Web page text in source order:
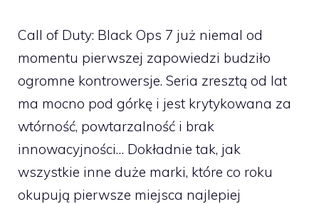
Call of Duty: Black Ops 7 już niemal od
momentu pierwszej zapowiedzi budziło
ogromne kontrowersje. Seria zresztą od lat
ma mocno pod górkę i jest krytykowana za
wtórność, powtarzalność i brak
innowacyjności… Dokładnie tak, jak
wszystkie inne duże marki, które co roku
okupują pierwsze miejsca najlepiej